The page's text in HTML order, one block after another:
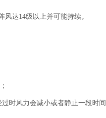
达14级以上并可能持续。
风力会减小或者静止一段时